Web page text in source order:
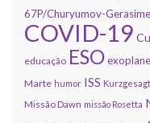
67P/Churyumov-
COVID-19
educação ESO
Marte humor ISS Kurzgesagt
Missão Dawn missão Rosetta